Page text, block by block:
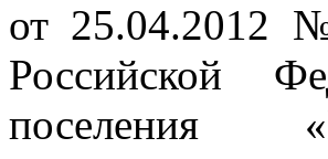
от 25.04.2012
Российской
поселения